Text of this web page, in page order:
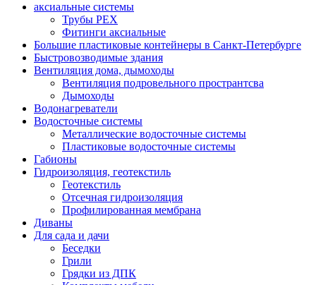
аксиальные системы
Трубы PEX
Фитинги аксиальные
Большие пластиковые контейнеры в Санкт-Петербурге
Быстровозводимые здания
Вентиляция дома, дымоходы
Вентиляция подровельного пространтсва
Дымоходы
Водонагреватели
Водосточные системы
Металлические водосточные системы
Пластиковые водосточные системы
Габионы
Гидроизоляция, геотекстиль
Геотекстиль
Отсечная гидроизоляция
Профилированная мембрана
Диваны
Для сада и дачи
Беседки
Грили
Грядки из ДПК